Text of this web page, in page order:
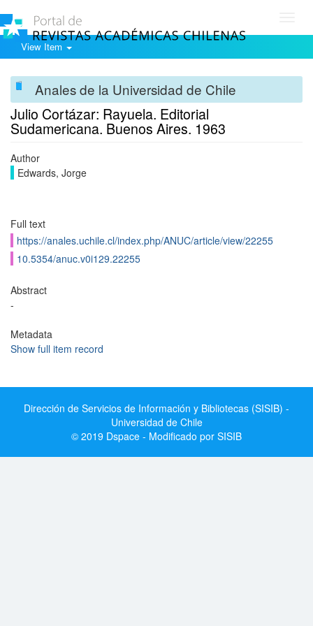
View Item
Anales de la Universidad de Chile
Julio Cortázar: Rayuela. Editorial
Sudamericana. Buenos Aires. 1963
Author
Edwards, Jorge
Full text
https://anales.uchile.cl/index.php/ANUC/article/view/22255
10.5354/anuc.v0i129.22255
Abstract
-
Metadata
Show full item record
Dirección de Servicios de Información y Bibliotecas (SISIB) -
Universidad de Chile
© 2019 Dspace - Modificado por SISIB